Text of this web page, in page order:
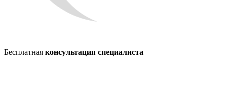
Бесплатная консультация специалиста